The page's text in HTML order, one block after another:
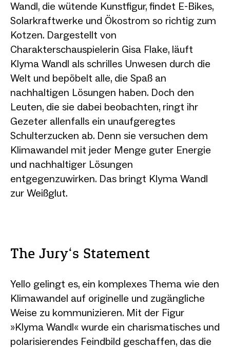
Wandl, die wütende Kunstfigur, findet E-Bikes,
Solarkraftwerke und Ökostrom so richtig zum
Kotzen. Dargestellt von
Charakterschauspielerin Gisa Flake, läuft
Klyma Wandl als schrilles Unwesen durch die
Welt und bepöbelt alle, die Spaß an
nachhaltigen Lösungen haben. Doch den
Leuten, die sie dabei beobachten, ringt ihr
Gezeter allenfalls ein unaufgeregtes
Schulterzucken ab. Denn sie versuchen dem
Klimawandel mit jeder Menge guter Energie
und nachhaltiger Lösungen
entgegenzuwirken. Das bringt Klyma Wandl
zur Weißglut.
The Jury‘s Statement
Yello gelingt es, ein komplexes Thema wie den
Klimawandel auf originelle und zugängliche
Weise zu kommunizieren. Mit der Figur
»Klyma Wandl« wurde ein charismatisches und
polarisierendes Feindbild geschaffen, das die